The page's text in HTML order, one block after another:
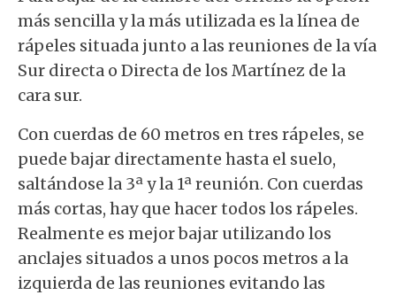
más sencilla y la más utilizada es la línea de
rápeles situada junto a las reuniones de la vía
Sur directa o Directa de los Martínez de la
cara sur.
Con cuerdas de 60 metros en tres rápeles, se
puede bajar directamente hasta el suelo,
saltándose la 3ª y la 1ª reunión. Con cuerdas
más cortas, hay que hacer todos los rápeles.
Realmente es mejor bajar utilizando los
anclajes situados a unos pocos metros a la
izquierda de las reuniones evitando las